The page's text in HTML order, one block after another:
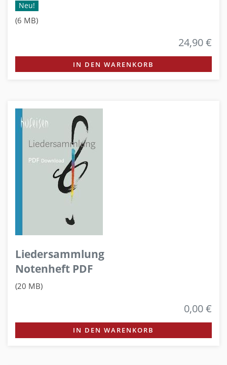
Neu!
(6 MB)
24,90 €
IN DEN WARENKORB
Liedersammlung
Notenheft PDF
(20 MB)
0,00 €
IN DEN WARENKORB